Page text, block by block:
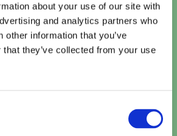
about your use of our site with
and analytics partners who
other information that you’ve
they’ve collected from your use
Vlugt